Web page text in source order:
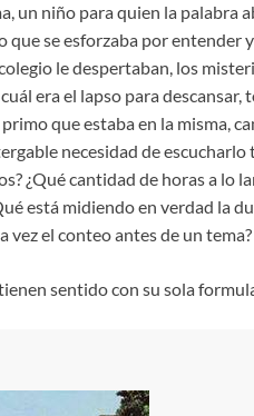
un niño para quien la palabra
se esforzaba por entender
le despertaban, los
era el lapso para descansar,
que estaba en la misma,
necesidad de escucharlo
¿Qué cantidad de horas a lo
está midiendo en verdad la
vez el conteo antes de un tema?
sentido con su sola